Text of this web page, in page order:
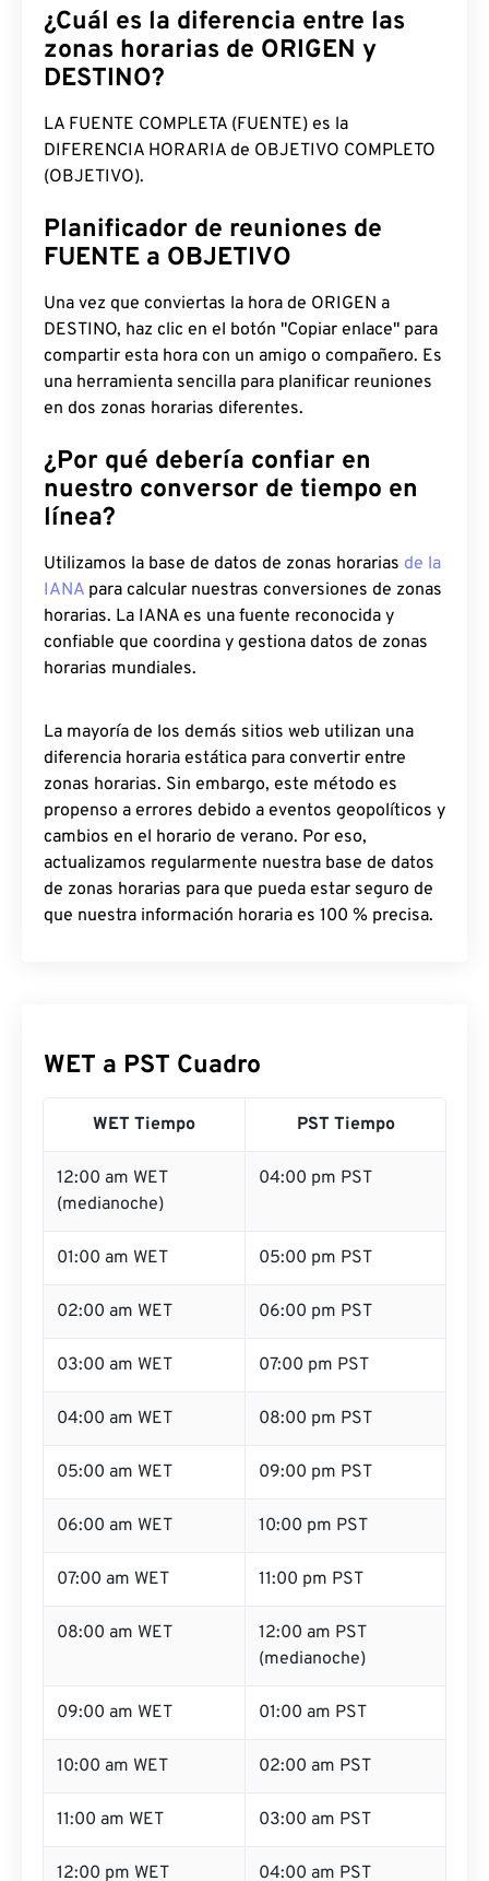
¿Cuál es la diferencia entre las
zonas horarias de ORIGEN y
DESTINO?
LA FUENTE COMPLETA (FUENTE) es la
DIFERENCIA HORARIA de OBJETIVO COMPLETO
(OBJETIVO).
Planificador de reuniones de
FUENTE a OBJETIVO
Una vez que conviertas la hora de ORIGEN a
DESTINO, haz clic en el botón "Copiar enlace" para
compartir esta hora con un amigo o compañero. Es
una herramienta sencilla para planificar reuniones
en dos zonas horarias diferentes.
¿Por qué debería confiar en
nuestro conversor de tiempo en
línea?
Utilizamos la base de datos de zonas horarias de la
IANA para calcular nuestras conversiones de zonas
horarias. La IANA es una fuente reconocida y
confiable que coordina y gestiona datos de zonas
horarias mundiales.
La mayoría de los demás sitios web utilizan una
diferencia horaria estática para convertir entre
zonas horarias. Sin embargo, este método es
propenso a errores debido a eventos geopolíticos y
cambios en el horario de verano. Por eso,
actualizamos regularmente nuestra base de datos
de zonas horarias para que pueda estar seguro de
que nuestra información horaria es 100 % precisa.
WET a PST Cuadro
WET Tiempo PST Tiempo
12:00 am WET
(medianoche)
04:00 pm PST
01:00 am WET 05:00 pm PST
02:00 am WET 06:00 pm PST
03:00 am WET 07:00 pm PST
04:00 am WET 08:00 pm PST
05:00 am WET 09:00 pm PST
06:00 am WET 10:00 pm PST
07:00 am WET 11:00 pm PST
08:00 am WET
12:00 am PST
(medianoche)
09:00 am WET 01:00 am PST
10:00 am WET 02:00 am PST
11:00 am WET 03:00 am PST
12:00 pm WET 04:00 am PST